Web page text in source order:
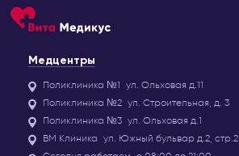
Медцентры
Поликлиника №1 ул. Ольховая д.11
Поликлиника №2 ул. Строительная, д. 3
Поликлиника №3 ул. Ольховая д.1
ВМ Клиника ул. Южный бульвар д.2, стр.2